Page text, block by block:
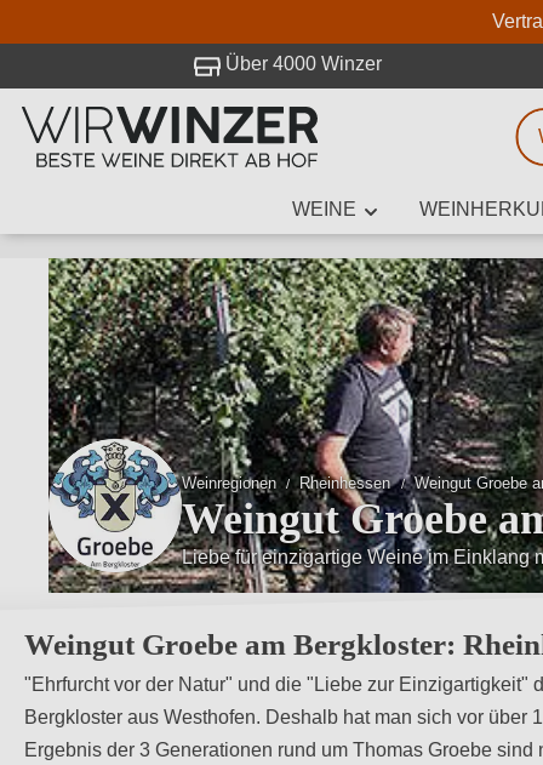
Über 4000 Winzer
WEINE
Weinregionen Rheinhessen Weingut Groebe
Weingut Groebe
Weine vom "Westhofener Morstein"
Weingut Groebe am Bergkloster:
"Ehrfurcht vor der Natur" und die "Liebe zur Einzigartigkeit"
Bergkloster aus Westhofen. Deshalb hat man sich vor
Ergebnis der 3 Generationen rund um Thomas Groebe
Weinsuche
Mindestens 3
bei WirWinzer.